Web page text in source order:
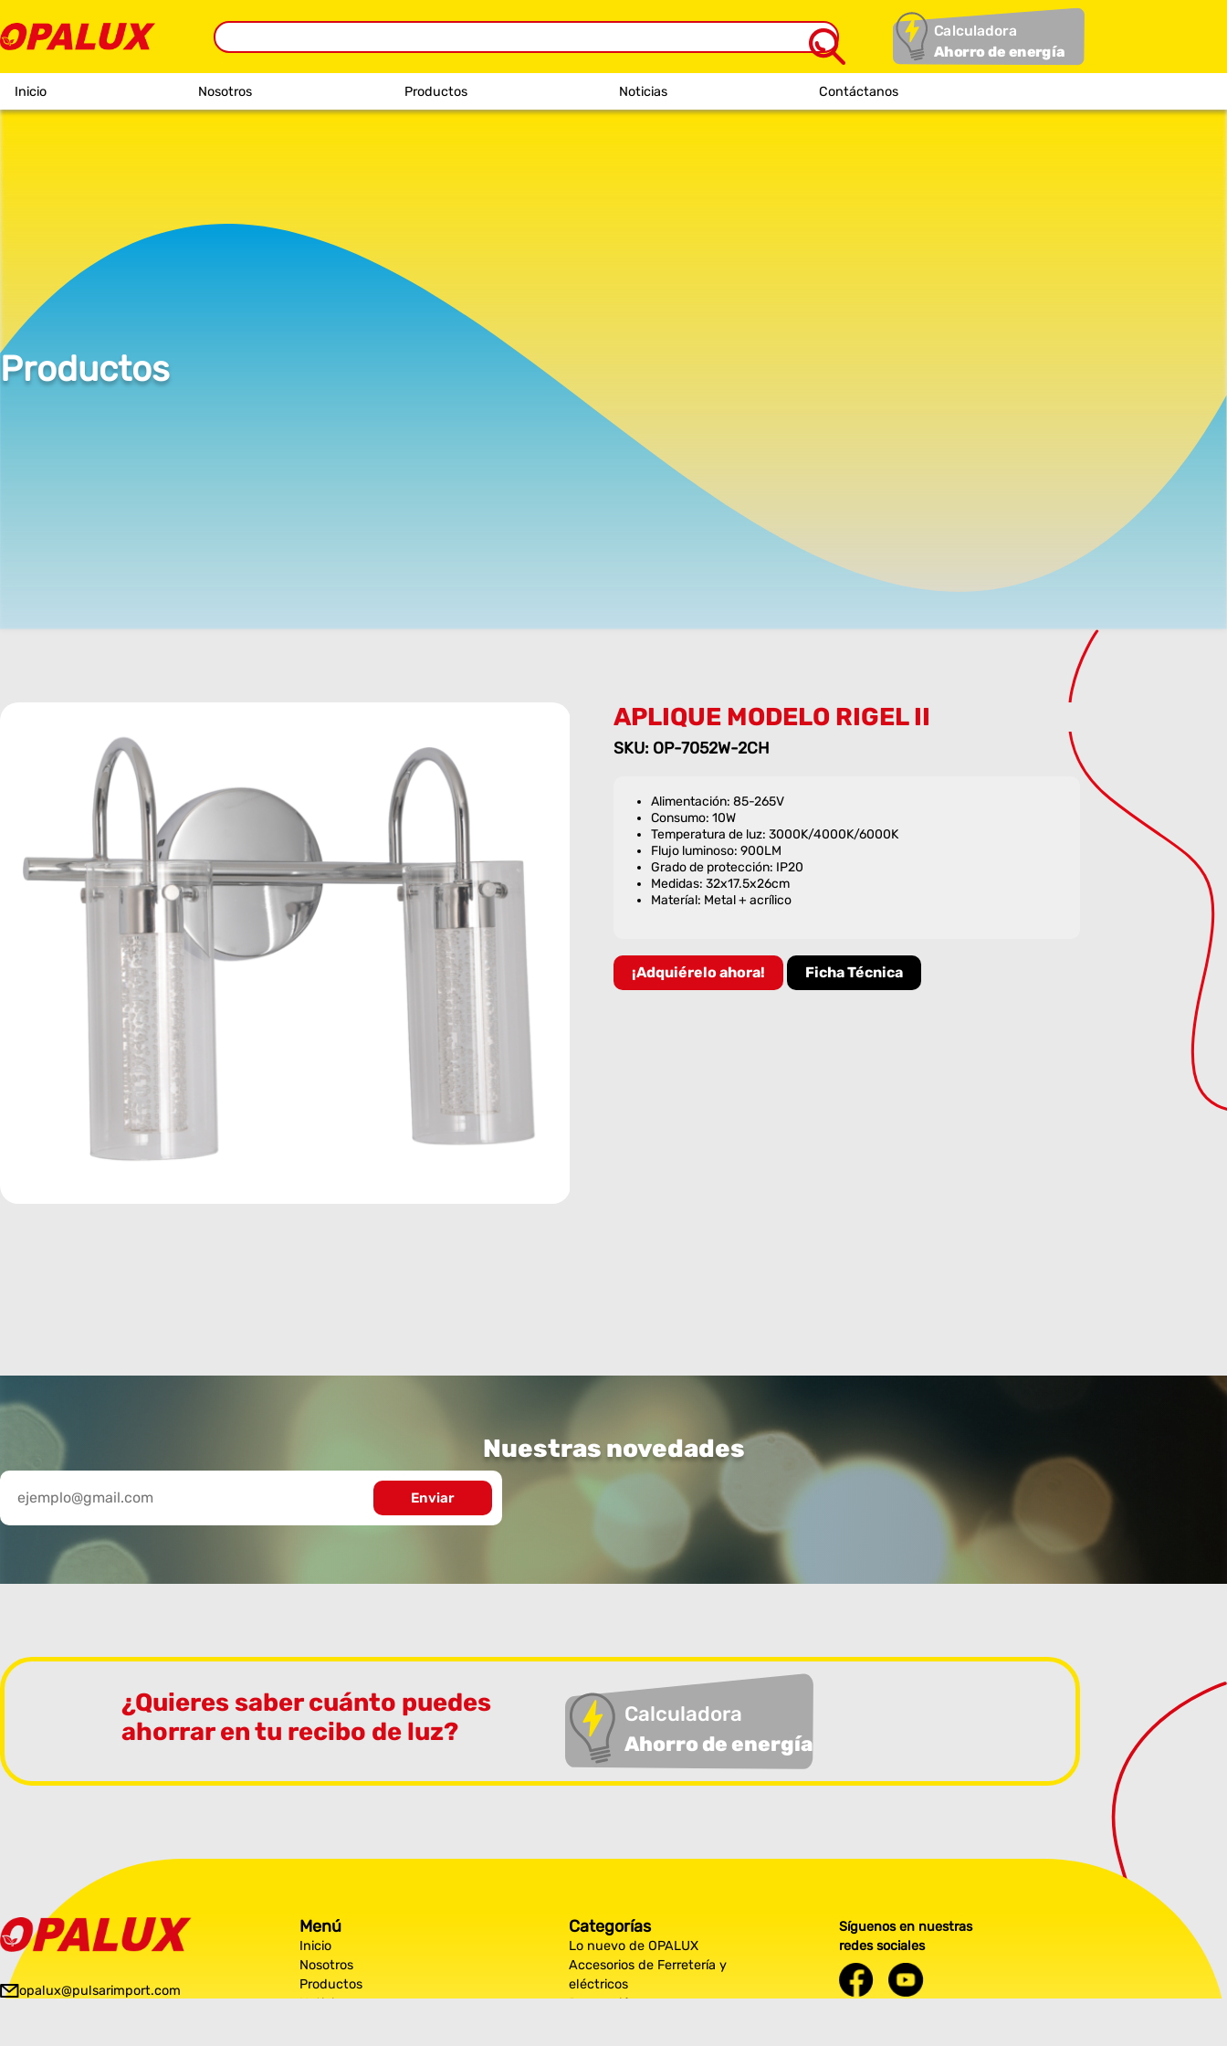
Calculadora
Ahorro de energía
Inicio Nosotros Productos Noticias Contáctanos
Productos
APLIQUE MODELO RIGEL II
SKU: OP-7052W-2CH
Alimentación: 85-265V
Consumo: 10W
Temperatura de luz: 3000K/4000K/6000K
Flujo luminoso: 900LM
Grado de protección: IP20
Medidas: 32x17.5x26cm
Materíal: Metal + acrílico
¡Adquiérelo ahora! Ficha Técnica
Nuestras novedades
¿Quieres saber cuánto puedes
ahorrar en tu recibo de luz?
Calculadora
Ahorro de energía
opalux@pulsarimport.com
Menú
Inicio
Nosotros
Productos
Noticias
Categorías
Lo nuevo de OPALUX
Accesorios de Ferretería y
eléctricos
Decoración
Síguenos en nuestras
redes sociales